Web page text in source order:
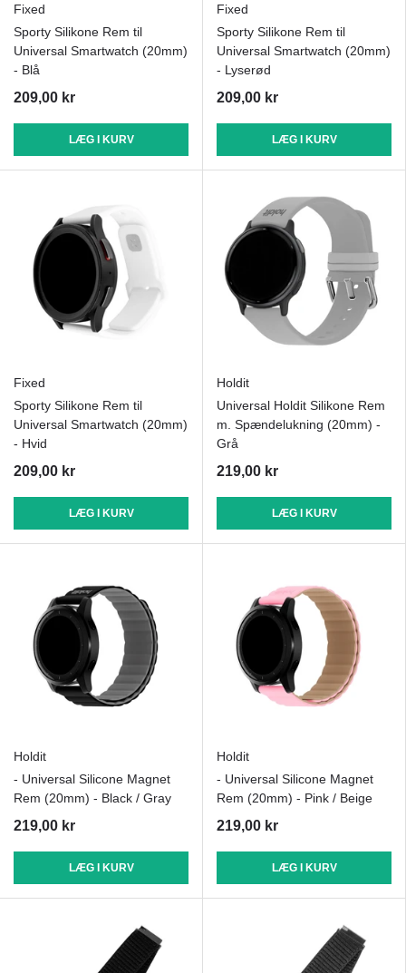
Fixed
Sporty Silikone Rem til
Universal Smartwatch (20mm)
- Blå
209,00 kr
LÆG I KURV
Fixed
Sporty Silikone Rem til
Universal Smartwatch (20mm)
- Lyserød
209,00 kr
LÆG I KURV
Fixed
Sporty Silikone Rem til
Universal Smartwatch (20mm)
- Hvid
209,00 kr
LÆG I KURV
Holdit
Universal Holdit Silikone Rem
m. Spændelukning (20mm) -
Grå
219,00 kr
LÆG I KURV
Holdit
- Universal Silicone Magnet
Rem (20mm) - Black / Gray
219,00 kr
LÆG I KURV
Holdit
- Universal Silicone Magnet
Rem (20mm) - Pink / Beige
219,00 kr
LÆG I KURV